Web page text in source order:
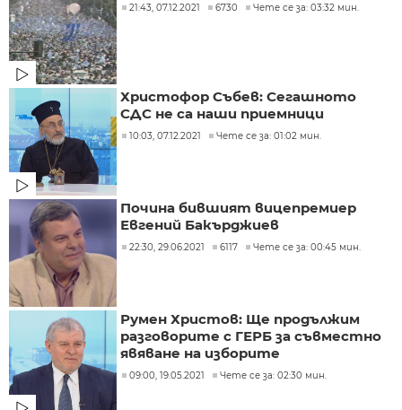
21:43, 07.12.2021 6730 Чете се за: 03:32 мин.
Христофор Събев: Сегашното
СДС не са наши приемници
10:03, 07.12.2021 Чете се за: 01:02 мин.
Почина бившият вицепремиер
Евгений Бакърджиев
22:30, 29.06.2021 6117 Чете се за: 00:45 мин.
Румен Христов: Ще продължим
разговорите с ГЕРБ за съвместно
явяване на изборите
09:00, 19.05.2021 Чете се за: 02:30 мин.